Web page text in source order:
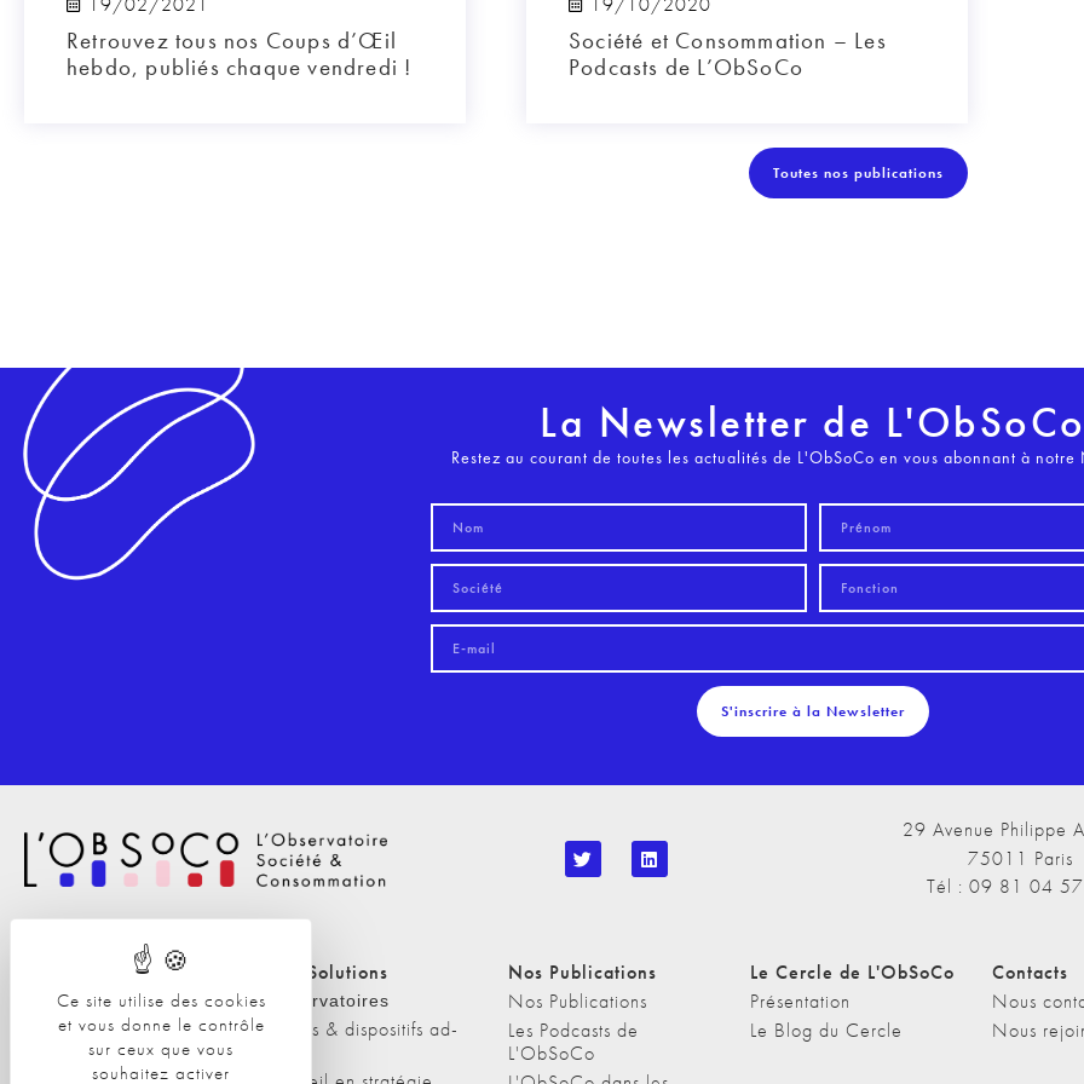
Ce site utilise des cookies
et vous donne le contrôle
sur ceux que vous
souhaitez activer
Retrouvez tous nos Coups d’Œil
hebdo, publiés chaque vendredi !
Société et Consommation – Les
Podcasts de L’ObSoCo
Toutes nos publications
La Newsletter de L'ObSoCo
Restez au courant de toutes les actualités de L'ObSoCo en vous abonnant à notre
S'inscrire à la Newsletter
29 Avenue Philippe
75011 Paris
Tél : 09 81 04
Nos Solutions
A propos
L'équipe
Nos clients
Nos Solutions
Observatoires
Etudes & dispositifs ad-
Nos Publications
Nos Publications
Les Podcasts de
L'ObSoCo
Le Cercle de L'ObSoCo
Présentation
Le Blog du Cercle
Contacts
Nous
Nous